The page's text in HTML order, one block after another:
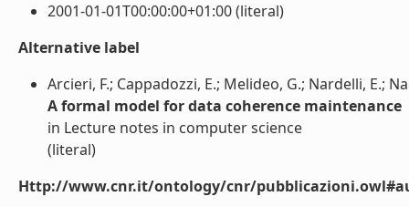
2001-01-01T00:00:00+01:00 (literal)
Alternative label
Arcieri, F.; Cappadozzi, E.; Melideo, G.; Nardelli, E.;
A formal model for data coherence maintenance
in Lecture notes in computer science
(literal)
Http://www.cnr.it/ontology/cnr/